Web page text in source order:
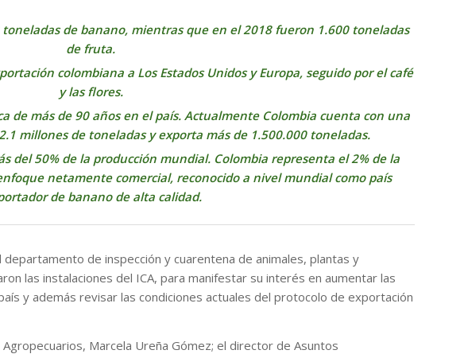
de banano, mientras que en el 2018 fueron 1.600 toneladas
de fruta.
colombiana a Los Estados Unidos y Europa, seguido por el café
y las flores.
de más de 90 años en el país. Actualmente Colombia cuenta con una
millones de toneladas y exporta más de 1.500.000 toneladas.
del 50% de la producción mundial. Colombia representa el 2% de la
netamente comercial, reconocido a nivel mundial como país
de banano de alta calidad.
departamento de inspección y cuarentena de animales, plantas y
las instalaciones del ICA, para manifestar su interés en aumentar las
y además revisar las condiciones actuales del protocolo de exportación
Marcela Ureña Gómez; el director de Asuntos